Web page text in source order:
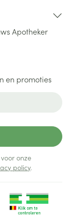
Apotheker
en promoties
onze
policy.